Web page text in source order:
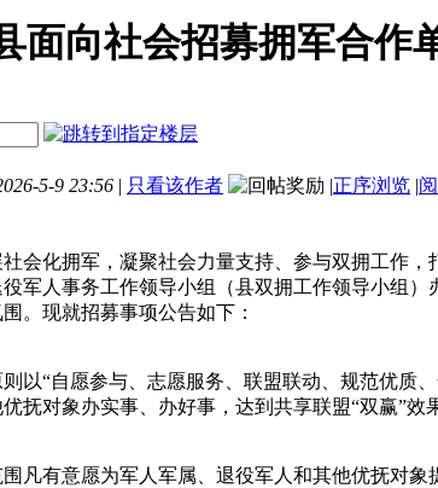
面向社会招募拥军合作
5-9 23:56 | 只看该作者 |正序浏览 |
会化拥军，凝聚社会力量支持、参与双拥工作
军人事务工作领导小组（县双拥工作领导小组
。现就招募事项公告如下：
以“自愿参与、志愿服务、联盟联动、规范优质
抚对象办实事、办好事，达到共享联盟“双赢”效
围凡有意愿为军人军属、退役军人和其他优抚对